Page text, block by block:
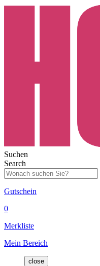
Suchen
Search
Gutschein
0
Merkliste
Mein Bereich
close